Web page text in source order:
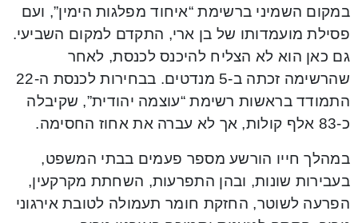
במקום השמיני ברשימת “איחוד מפלגות הימין”, ועם
פסילת מועמדותו של בן ארי, התקדם למקום השביעי.
גם כאן הוא לא הצליח להיכנס לכנסת, לאחר
שהרשימה זכתה ב-5 מנדטים. בבחירות לכנסת ה-22
התמודד בראשות רשימת “עוצמה יהודית”, שקיבלה
כ-83 אלף קולות, אך לא עברה את אחוז החסימה.
במהלך חייו הורשע מספר פעמים בבתי המשפט,
בעבירות שונות, ובהן התפרעות, השחתת מקרקעין,
הפרעה לשוטר, החזקת חומר תעמולה לטובת אירגוני